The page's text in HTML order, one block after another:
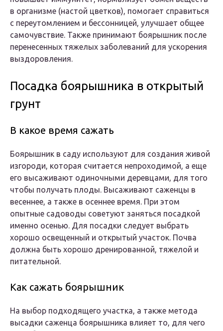
в организме (настой цветков), помогает справиться
с переутомлением и бессонницей, улучшает общее
самочувствие. Также принимают боярышник после
перенесенных тяжелых заболеваний для ускорения
выздоровления.
Посадка боярышника в открытый
грунт
В какое время сажать
Боярышник в саду используют для создания живой
изгороди, которая считается непроходимой, а еще
его высаживают одиночными деревцами, для того
чтобы получать плоды. Высаживают саженцы в
весеннее, а также в осеннее время. При этом
опытные садоводы советуют заняться посадкой
именно осенью. Для посадки следует выбрать
хорошо освещенный и открытый участок. Почва
должна быть хорошо дренированной, тяжелой и
питательной.
Как сажать боярышник
На выбор подходящего участка, а также метода
высадки саженца боярышника влияет то, для чего